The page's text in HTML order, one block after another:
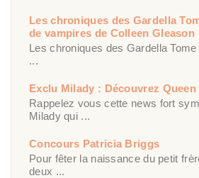
Les chroniques des Gardella
de vampires de Colleen Gleason
Les chroniques des Gardella
...
Exclu Milady : Découvrez Queen
Rappelez vous cette news fort
Milady qui ...
Concours Patricia Briggs
Pour fêter la naissance du petit
deux ...